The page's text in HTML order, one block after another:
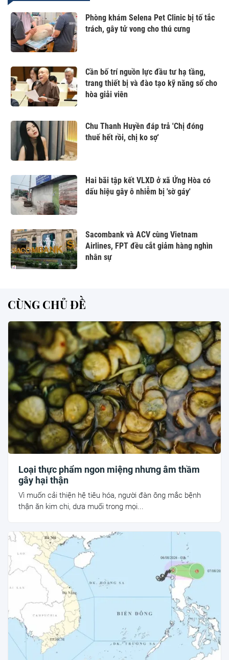
Phòng khám Selena Pet Clinic bị tố tắc
trách, gây tử vong cho thú cưng
Cần bố trí nguồn lực đầu tư hạ tầng,
trang thiết bị và đào tạo kỹ năng số cho
hòa giải viên
Chu Thanh Huyền đáp trả 'Chị đóng
thuế hết rồi, chị ko sợ'
Hai bãi tập kết VLXD ở xã Ứng Hòa có
dấu hiệu gây ô nhiễm bị 'sờ gáy'
Sacombank và ACV cùng Vietnam
Airlines, FPT đều cắt giảm hàng nghìn
nhân sự
CÙNG CHỦ ĐỀ
Loại thực phẩm ngon miệng nhưng âm thầm
gây hại thận
Vì muốn cải thiện hệ tiêu hóa, người đàn ông mắc bệnh
thận ăn kim chi, dưa muối trong mọi...